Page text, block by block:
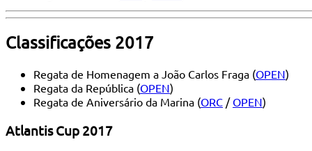
Classificações 2017
Regata de Homenagem a João Carlos Fraga (OPEN)
Regata da República (OPEN)
Regata de Aniversário da Marina (ORC / OPEN)
Atlantis Cup 2017